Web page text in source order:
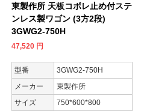
東製作所 天板コボレ止め付ステ
ンレス製ワゴン (3方2段)
3GWG2-750H
47,520 円
型番
3GWG2-750H
メーカー
東製作所
サイズ
750*600*800